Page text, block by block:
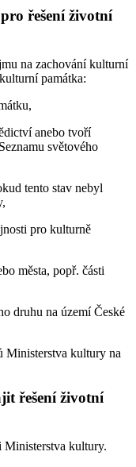
řešení životní
na zachování kulturní
památka:
anebo tvoří
světového
tento stav nebyl
pro kulturně
města, popř. části
druhu na území České
Ministerstva kultury na
řešení životní
Ministerstva kultury.